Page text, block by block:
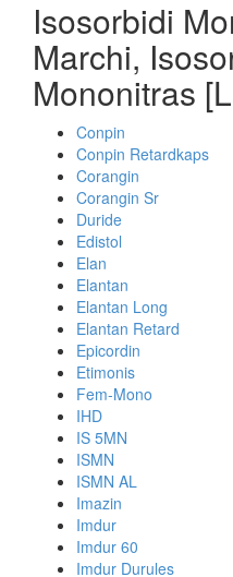
Isosorbidi
Marchi,
Mononitras
Conpin
Conpin Retardkaps
Corangin
Corangin Sr
Duride
Edistol
Elan
Elantan
Elantan Long
Elantan Retard
Epicordin
Etimonis
Fem-Mono
IHD
IS 5MN
ISMN
ISMN AL
Imazin
Imdur
Imdur 60
Imdur Durules